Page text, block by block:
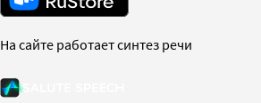
На сайте работает синтез речи